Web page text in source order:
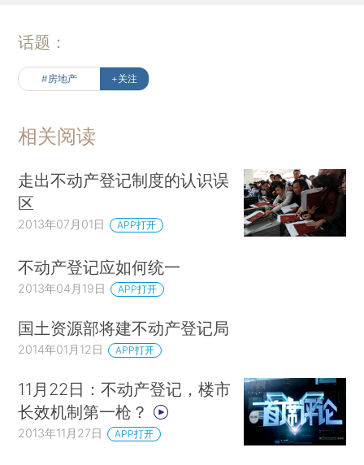
话题：
#房地产 +关注
相关阅读
走出不动产登记制度的认识误
区
2013年07月01日 APP打开
不动产登记应如何统一
2013年04月19日 APP打开
国土资源部将建不动产登记局
2014年01月12日 APP打开
11月22日：不动产登记，楼市
长效机制第一枪？
2013年11月27日 APP打开